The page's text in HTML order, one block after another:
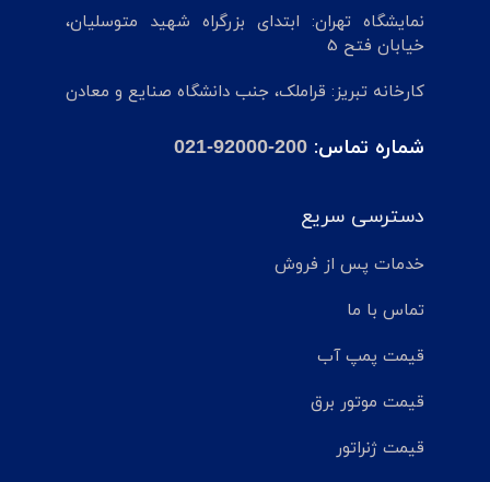
نمایشگاه تهران: ابتدای بزرگراه شهید متوسلیان،
خیابان فتح 5
کارخانه تبریز: قراملک، جنب دانشگاه صنایع و معادن
شماره تماس: 021-92000-200
دسترسی سریع
خدمات پس از فروش
تماس با ما
قیمت پمپ آب
قیمت موتور برق
قیمت ژنراتور